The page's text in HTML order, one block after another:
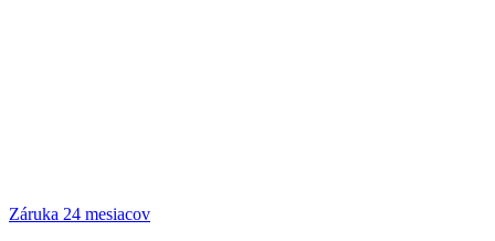
Záruka 24 mesiacov